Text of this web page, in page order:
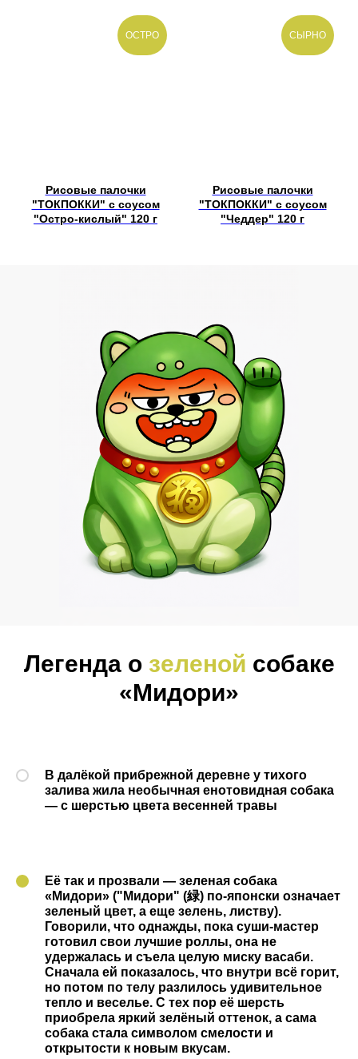
ОСТРО
Рисовые палочки
"ТОКПОККИ" с соусом
"Остро-кислый" 120 г
СЫРНО
Рисовые палочки
"ТОКПОККИ" с соусом
"Чеддер" 120 г
Легенда о зеленой собаке
«Мидори»
В далёкой прибрежной деревне у тихого
залива жила необычная енотовидная собака
— с шерстью цвета весенней травы
Её так и прозвали — зеленая собака
«Мидори» ("Мидори" (緑) по-японски означает
зеленый цвет, а еще зелень, листву).
Говорили, что однажды, пока суши-мастер
готовил свои лучшие роллы, она не
удержалась и съела целую миску васаби.
Сначала ей показалось, что внутри всё горит,
но потом по телу разлилось удивительное
тепло и веселье. С тех пор её шерсть
приобрела яркий зелёный оттенок, а сама
собака стала символом смелости и
открытости к новым вкусам.